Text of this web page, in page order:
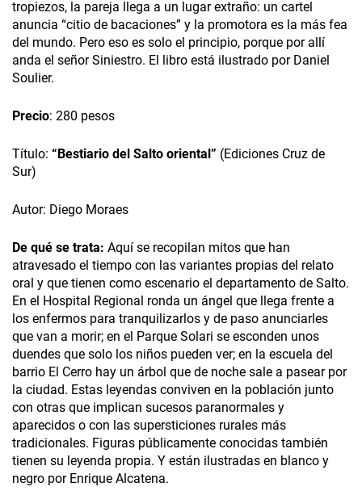
tropiezos, la pareja llega a un lugar extraño: un cartel
anuncia “citio de bacaciones” y la promotora es la más fea
del mundo. Pero eso es solo el principio, porque por allí
anda el señor Siniestro. El libro está ilustrado por Daniel
Soulier.
Precio: 280 pesos
Título: “Bestiario del Salto oriental” (Ediciones Cruz de
Sur)
Autor: Diego Moraes
De qué se trata: Aquí se recopilan mitos que han
atravesado el tiempo con las variantes propias del relato
oral y que tienen como escenario el departamento de Salto.
En el Hospital Regional ronda un ángel que llega frente a
los enfermos para tranquilizarlos y de paso anunciarles
que van a morir; en el Parque Solari se esconden unos
duendes que solo los niños pueden ver; en la escuela del
barrio El Cerro hay un árbol que de noche sale a pasear por
la ciudad. Estas leyendas conviven en la población junto
con otras que implican sucesos paranormales y
aparecidos o con las supersticiones rurales más
tradicionales. Figuras públicamente conocidas también
tienen su leyenda propia. Y están ilustradas en blanco y
negro por Enrique Alcatena.